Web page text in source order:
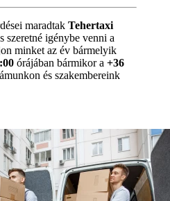
maradtak Tehertaxi
szeretné igénybe venni a
minket az év bármelyik
órájában bármikor a +36
és szakembereink